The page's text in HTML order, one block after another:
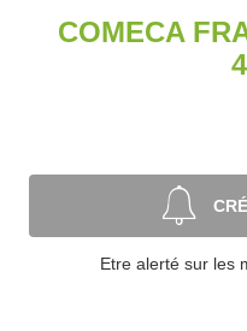
COMECA
Etre alerté sur les